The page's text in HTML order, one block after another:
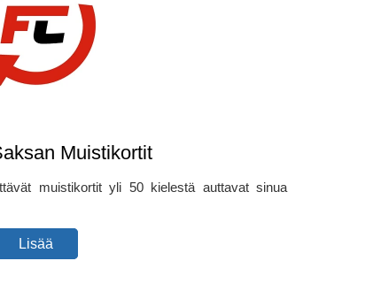
Muistikortit
muistikortit yli 50 kielestä auttavat sinua
Lisää